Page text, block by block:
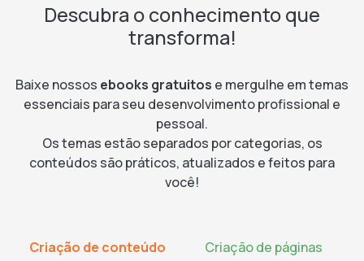
Descubra o conhecimento que
transforma!
Baixe nossos ebooks gratuitos e mergulhe em temas
essenciais para seu desenvolvimento profissional e
pessoal.
Os temas estão separados por categorias, os
conteúdos são práticos, atualizados e feitos para
você!
Criação de conteúdo
Criação de páginas